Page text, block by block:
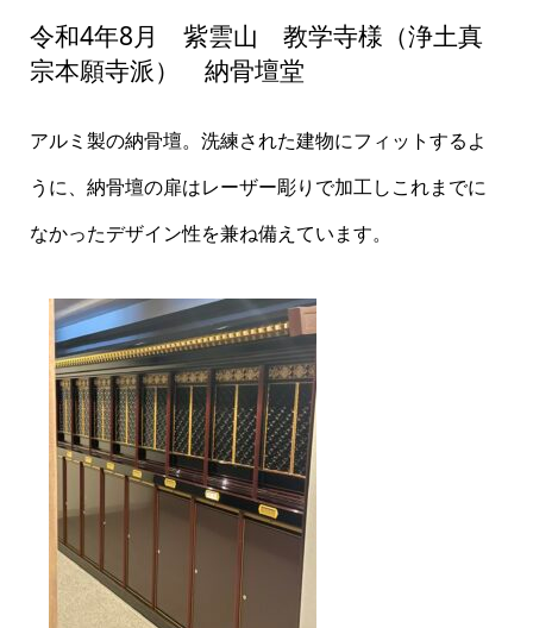
令和4年8月 紫雲山 教学寺様（浄土真
宗本願寺派） 納骨壇堂
アルミ製の納骨壇。洗練された建物にフィットするよ
うに、納骨壇の扉はレーザー彫りで加工しこれまでに
なかったデザイン性を兼ね備えています。